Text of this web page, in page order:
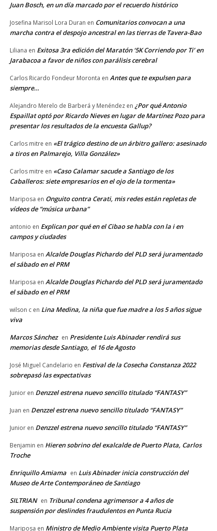
Juan Bosch, en un día marcado por el recuerdo histórico
Josefina Marisol Lora Duran en Comunitarios convocan a una
marcha contra el despojo ancestral en las tierras de Tavera-Bao
Liliana en Exitosa 3ra edición del Maratón ‘5K Corriendo por Ti’ en
Jarabacoa a favor de niños con parálisis cerebral
Carlos Ricardo Fondeur Moronta en Antes que te expulsen para
siempre…
Alejandro Merelo de Barberá y Menéndez en ¿Por qué Antonio
Espaillat optó por Ricardo Nieves en lugar de Martínez Pozo para
presentar los resultados de la encuesta Gallup?
Carlos mitre en «El trágico destino de un árbitro gallero: asesinado
a tiros en Palmarejo, Villa González»
Carlos mitre en «Caso Calamar sacude a Santiago de los
Caballeros: siete empresarios en el ojo de la tormenta»
Mariposa en Onguito contra Cerati, mis redes están repletas de
vídeos de “música urbana”
antonio en Explican por qué en el Cibao se habla con la i en
campos y ciudades
Mariposa en Alcalde Douglas Pichardo del PLD será juramentado
el sábado en el PRM
Mariposa en Alcalde Douglas Pichardo del PLD será juramentado
el sábado en el PRM
wilson c en Lina Medina, la niña que fue madre a los 5 años sigue
viva
Marcos Sánchez en Presidente Luis Abinader rendirá sus
memorias desde Santiago, el 16 de Agosto
José Miguel Candelario en Festival de la Cosecha Constanza 2022
sobrepasó las expectativas
Junior en Denzzel estrena nuevo sencillo titulado “FANTASY”
Juan en Denzzel estrena nuevo sencillo titulado “FANTASY”
Junior en Denzzel estrena nuevo sencillo titulado “FANTASY”
Benjamin en Hieren sobrino del exalcalde de Puerto Plata, Carlos
Troche
Enriquillo Amiama en Luis Abinader inicia construcción del
Museo de Arte Contemporáneo de Santiago
SILTRIAN en Tribunal condena agrimensor a 4 años de
suspensión por deslindes fraudulentos en Punta Rucia
Mariposa en Ministro de Medio Ambiente visita Puerto Plata